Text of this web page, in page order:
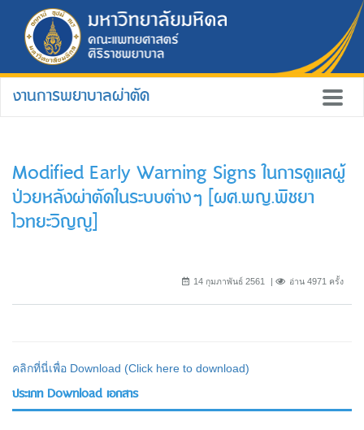
งานการพยาบาลผ่าตัด
Modified Early Warning Signs ในการดูแลผู้
ป่วยหลังผ่าตัดในระบบต่างๆ [ผศ.พญ.พิชยา
ไวทยะวิญญู]
14 กุมภาพันธ์ 2561 อ่าน 4971 ครั้ง
คลิกที่นี่เพื่อ Download (Click here to download)
ประเภท Download เอกสาร